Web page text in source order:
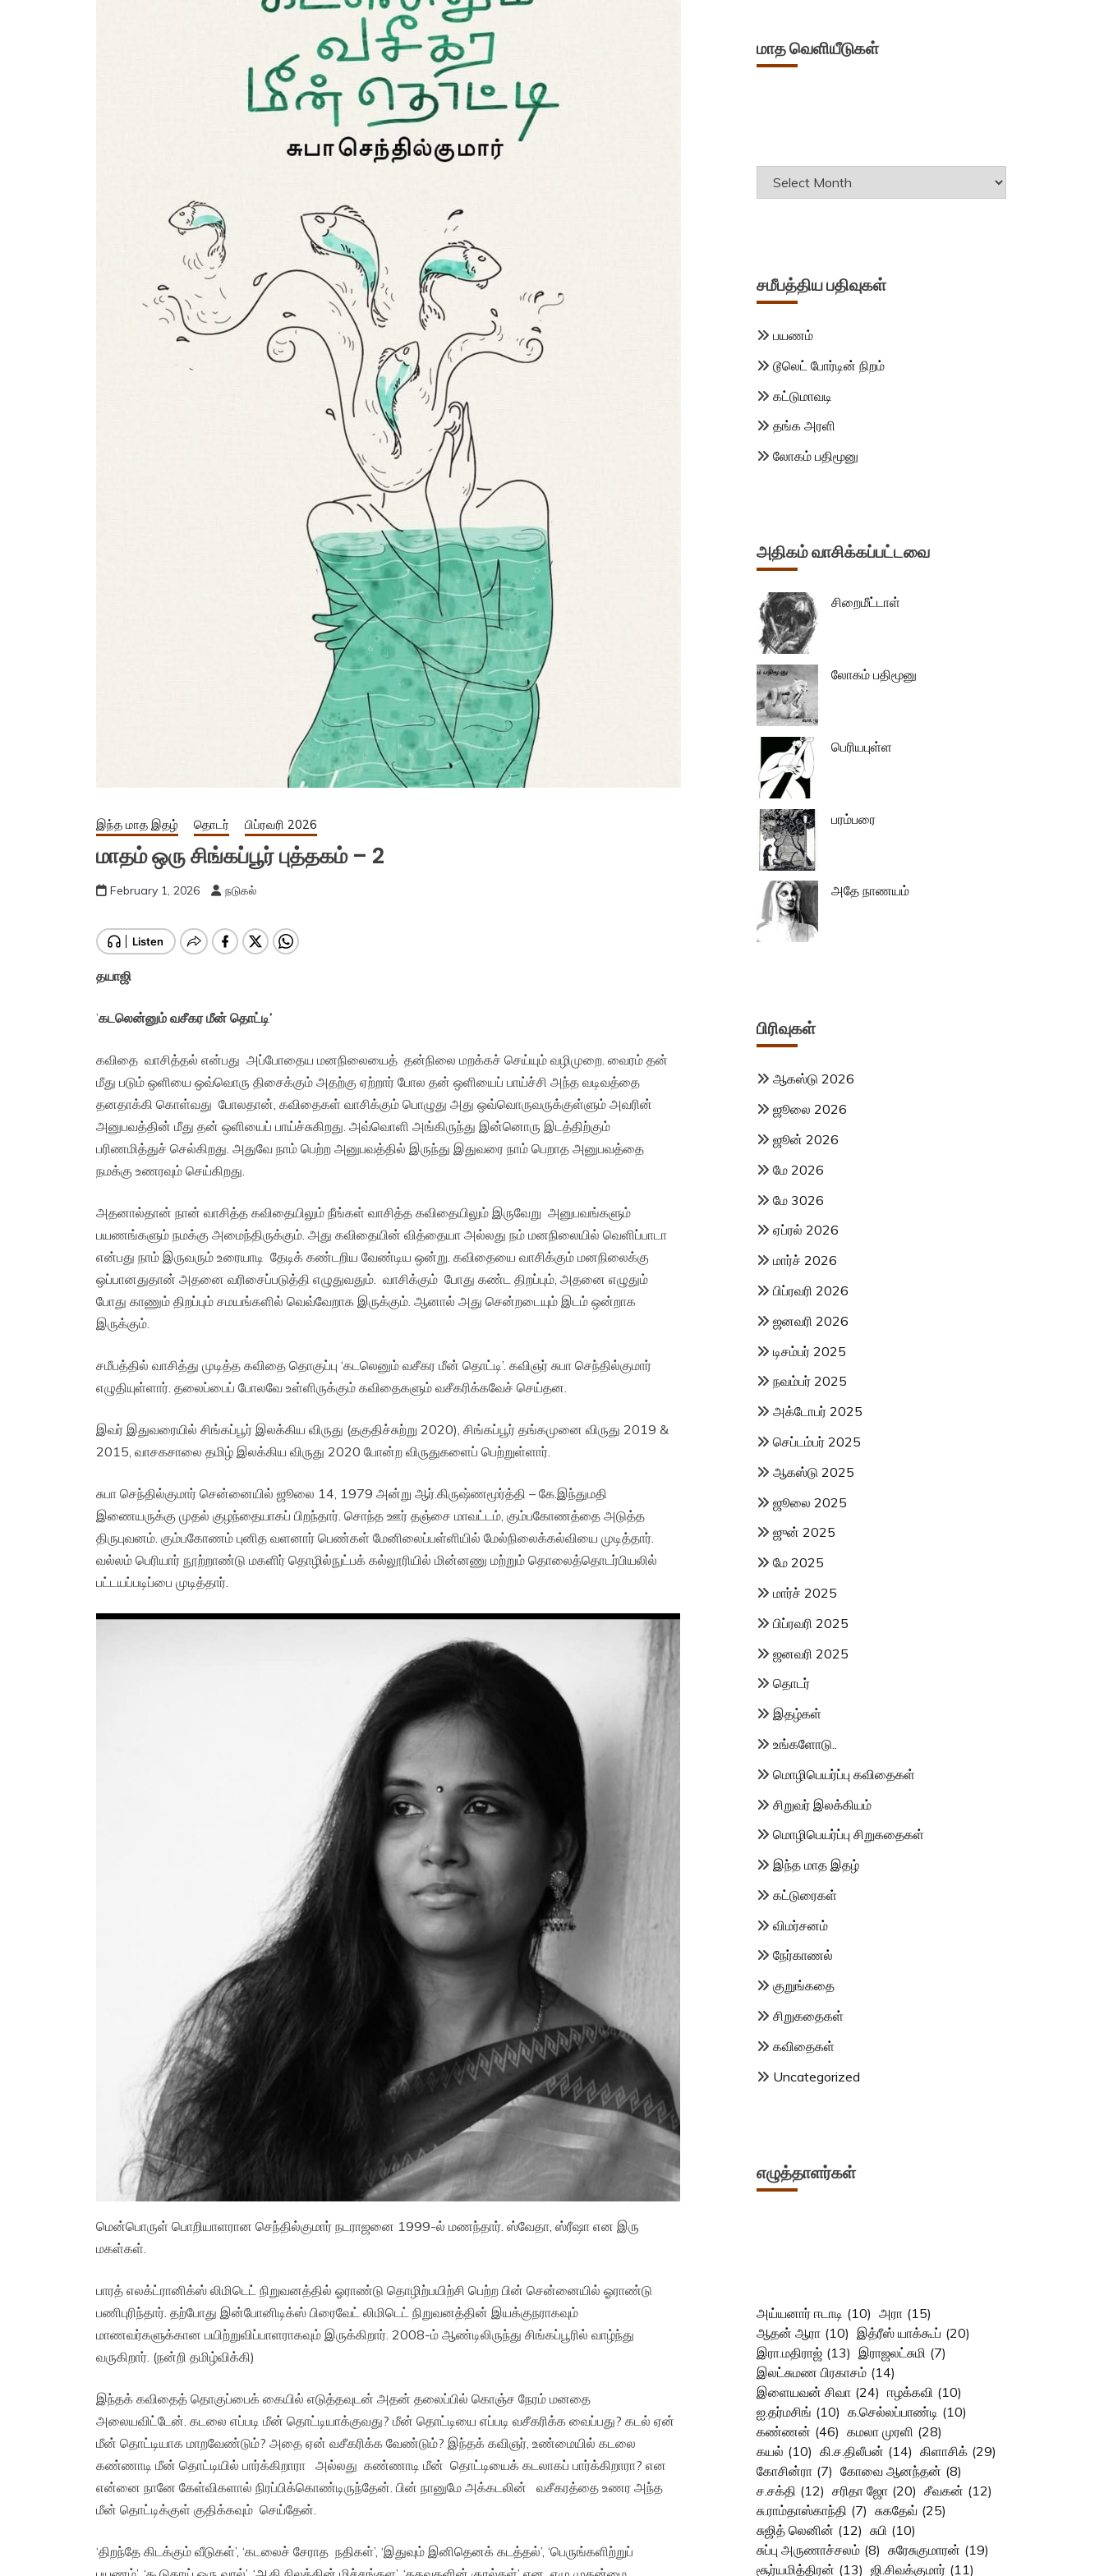
இந்த மாத இதழ் தொடர் பிப்ரவரி 2026
மாதம் ஒரு சிங்கப்பூர் புத்தகம் – 2
February 1, 2026 நடுகல்
தயாஜி
’கடலென்னும் வசீகர மீன் தொட்டி’
கவிதை வாசித்தல் என்பது அப்போதைய மனநிலையைத் தன்நிலை மறக்கச் செய்யும் வழிமுறை. வைரம் தன்
மீது படும் ஒளியை ஒவ்வொரு திசைக்கும் அதற்கு ஏற்றார் போல தன் ஒளியைப் பாய்ச்சி அந்த வடிவத்தை
தனதாக்கி கொள்வது போலதான், கவிதைகள் வாசிக்கும் பொழுது அது ஒவ்வொருவருக்குள்ளும் அவரின்
அனுபவத்தின் மீது தன் ஒளியைப் பாய்ச்சுகிறது. அவ்வொளி அங்கிருந்து இன்னொரு இடத்திற்கும்
பரிணமித்துச் செல்கிறது. அதுவே நாம் பெற்ற அனுபவத்தில் இருந்து இதுவரை நாம் பெறாத அனுபவத்தை
நமக்கு உணரவும் செய்கிறது.
அதனால்தான் நான் வாசித்த கவிதையிலும் நீங்கள் வாசித்த கவிதையிலும் இருவேறு அனுபவங்களும்
பயணங்களும் நமக்கு அமைந்திருக்கும். அது கவிதையின் வித்தையா அல்லது நம் மனநிலையில் வெளிப்பாடா
என்பது நாம் இருவரும் உரையாடி தேடிக் கண்டறிய வேண்டிய ஒன்று. கவிதையை வாசிக்கும் மனநிலைக்கு
ஒப்பானதுதான் அதனை வரிசைப்படுத்தி எழுதுவதும். வாசிக்கும் போது கண்ட திறப்பும், அதனை எழுதும்
போது காணும் திறப்பும் சமயங்களில் வெவ்வேறாக இருக்கும். ஆனால் அது சென்றடையும் இடம் ஒன்றாக
இருக்கும்.
சமீபத்தில் வாசித்து முடித்த கவிதை தொகுப்பு ‘கடலெனும் வசீகர மீன் தொட்டி’. கவிஞர் சுபா செந்தில்குமார்
எழுதியுள்ளார். தலைப்பைப் போலவே உள்ளிருக்கும் கவிதைகளும் வசீகரிக்கவேச் செய்தன.
இவர் இதுவரையில் சிங்கப்பூர் இலக்கிய விருது (தகுதிச்சுற்று 2020), சிங்கப்பூர் தங்கமுனை விருது 2019 &
2015, வாசகசாலை தமிழ் இலக்கிய விருது 2020 போன்ற விருதுகளைப் பெற்றுள்ளார்.
சுபா செந்தில்குமார் சென்னையில் ஜூலை 14, 1979 அன்று ஆர்.கிருஷ்ணமூர்த்தி – கே.இந்துமதி
இணையருக்கு முதல் குழந்தையாகப் பிறந்தார். சொந்த ஊர் தஞ்சை மாவட்டம், கும்பகோணத்தை அடுத்த
திருபுவனம். கும்பகோணம் புனித வளனார் பெண்கள் மேனிலைப்பள்ளியில் மேல்நிலைக்கல்வியை முடித்தார்.
வல்லம் பெரியார் நூற்றாண்டு மகளிர் தொழில்நுட்பக் கல்லூரியில் மின்னணு மற்றும் தொலைத்தொடர்பியலில்
பட்டயப்படிப்பை முடித்தார்.
மென்பொருள் பொறியாளரான செந்தில்குமார் நடராஜனை 1999-ல் மணந்தார். ஸ்வேதா, ஸ்ரீஷா என இரு
மகள்கள்.
பாரத் எலக்ட்ரானிக்ஸ் லிமிடெட் நிறுவனத்தில் ஓராண்டு தொழிற்பயிற்சி பெற்ற பின் சென்னையில் ஓராண்டு
பணிபுரிந்தார். தற்போது இன்போனிடிக்ஸ் பிரைவேட் லிமிடெட் நிறுவனத்தின் இயக்குநராகவும்
மாணவர்களுக்கான பயிற்றுவிப்பாளராகவும் இருக்கிறார். 2008-ம் ஆண்டிலிருந்து சிங்கப்பூரில் வாழ்ந்து
வருகிறார். (நன்றி தமிழ்விக்கி)
இந்தக் கவிதைத் தொகுப்பைக் கையில் எடுத்தவுடன் அதன் தலைப்பில் கொஞ்ச நேரம் மனதை
அலையவிட்டேன். கடலை எப்படி மீன் தொட்டியாக்குவது? மீன் தொட்டியை எப்படி வசீகரிக்க வைப்பது? கடல் ஏன்
மீன் தொட்டியாக மாறவேண்டும்? அதை ஏன் வசீகரிக்க வேண்டும்? இந்தக் கவிஞர், உண்மையில் கடலை
கண்ணாடி மீன் தொட்டியில் பார்க்கிறாரா அல்லது கண்ணாடி மீன் தொட்டியைக் கடலாகப் பார்க்கிறாரா? என
என்னை நானே கேள்விகளால் நிரப்பிக்கொண்டிருந்தேன். பின் நானுமே அக்கடலின் வசீகரத்தை உணர அந்த
மீன் தொட்டிக்குள் குதிக்கவும் செய்தேன்.
‘திறந்தே கிடக்கும் வீடுகள்’, ‘கடலைச் சேராத நதிகள்’, ‘இதுவும் இனிதெனக் கடத்தல்’, ‘பெருங்களிற்றுப்
மாத வெளியீடுகள்
Archives
சமீபத்திய பதிவுகள்
பயணம்
டூலெட் போர்டின் நிறம்
கட்டுமாவடி
தங்க அரளி
லோகம் பதிமூனு
அதிகம் வாசிக்கப்பட்டவை
சிறைமீட்டாள்
லோகம் பதிமூனு
பெரியபுள்ள
பரம்பரை
அதே நாணயம்
பிரிவுகள்
ஆகஸ்டு 2026
ஜூலை 2026
ஜூன் 2026
மே 2026
மே 3026
ஏப்ரல் 2026
மார்ச் 2026
பிப்ரவரி 2026
ஜனவரி 2026
டிசம்பர் 2025
நவம்பர் 2025
அக்டோபர் 2025
செப்டம்பர் 2025
ஆகஸ்டு 2025
ஜூலை 2025
ஜுன் 2025
மே 2025
மார்ச் 2025
பிப்ரவரி 2025
ஜனவரி 2025
தொடர்
இதழ்கள்
உங்களோடு..
மொழிபெயர்ப்பு கவிதைகள்
சிறுவர் இலக்கியம்
மொழிபெயர்ப்பு சிறுகதைகள்
இந்த மாத இதழ்
கட்டுரைகள்
விமர்சனம்
நேர்காணல்
குறுங்கதை
சிறுகதைகள்
கவிதைகள்
Uncategorized
எழுத்தாளர்கள்
அய்யனார் ஈடாடி (10) அரா (15)
ஆதன் ஆரா (10) இத்ரீஸ் யாக்கூப் (20)
இரா.மதிராஜ் (13) இராஜலட்சுமி (7)
இலட்சுமண பிரகாசம் (14)
இளையவன் சிவா (24) ஈழக்கவி (10)
ஐ.தர்மசிங் (10) க.செல்லப்பாண்டி (10)
கண்ணன் (46) கமலா முரளி (28)
கயல் (10) கி.ச.திலீபன் (14) கிளாசிக் (29)
கோசின்ரா (7) கோவை ஆனந்தன் (8)
ச.சக்தி (12) சரிதா ஜோ (20) சீவகன் (12)
சு.ராம்தாஸ்காந்தி (7) சுகதேவ் (25)
சுஜித் லெனின் (12) சுபி (10)
சுப்பு அருணாச்சலம் (8) சுரேசுகுமாரன் (19)
சூர்யமித்திரன் (13) ஜி.சிவக்குமார் (11)